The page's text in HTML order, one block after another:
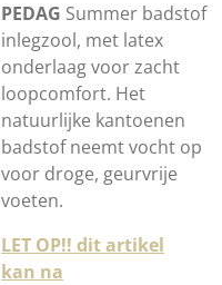
PEDAG Summer badstof
inlegzool, met latex
onderlaag voor zacht
loopcomfort. Het
natuurlijke kantoenen
badstof neemt vocht op
voor droge, geurvrije
voeten.
LET OP!! dit artikel
kan na